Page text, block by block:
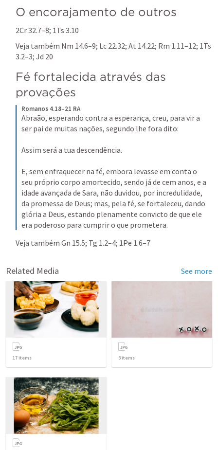
O encorajamento de outros
2Cr 32.7–8; 1Ts 3.10
Veja também Nm 14.6–9; Lc 22.32; At 14.22; Rm 1.11–12; 1Ts
3.2–3; Jd 20
Fé fortalecida através das
provações
Romanos 4.18–21 RA
Abraão, esperando contra a esperança, creu, para vir a
ser pai de muitas nações, segundo lhe fora dito:
Assim será a tua descendência.
E, sem enfraquecer na fé, embora levasse em conta o
seu próprio corpo amortecido, sendo já de cem anos, e a
idade avançada de Sara, não duvidou, por incredulidade,
da promessa de Deus; mas, pela fé, se fortaleceu, dando
glória a Deus, estando plenamente convicto de que ele
era poderoso para cumprir o que prometera.
Veja também Gn 15.5; Tg 1.2–4; 1Pe 1.6–7
Related Media See more
17 items 3 items